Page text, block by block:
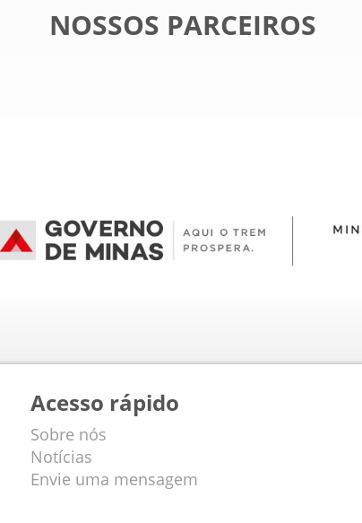
NOSSOS PARCEIROS
Acesso rápido
Sobre nós
Notícias
Envie uma mensagem